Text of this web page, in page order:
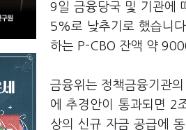
9일 금융당국 및 기관에
5%로 낮추기로 했습니
하는 P-CBO 잔액 약
금융위는 정책금융기관
에 추경안이 통과되면 2
상의 신규 자금 공급에